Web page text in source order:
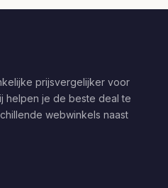
prijsvergelijker voor
helpen je de beste deal te
webwinkels naast